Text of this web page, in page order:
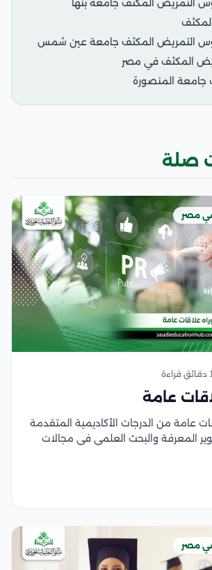
التمريض المكثف جامعة بنها
التمريض المكثف جامعة عين شمس
المكثف في مصر
جامعة المنصورة
صلة
في مصر
عامة
عامة من الدرجات الأكاديمية المتقدمة
المعرفة والبحث العلمي في مجالات
التواصل الحديثة وتحليل دور
في مصر